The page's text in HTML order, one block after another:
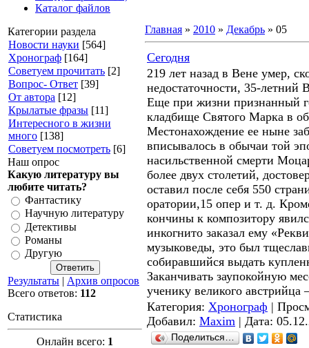
Каталог файлов
Категории раздела
Новости науки [564]
Хронограф [164]
Советуем прочитать [2]
Вопрос- Ответ [39]
От автора [12]
Крылатые фразы [11]
Интересного в жизни
много [138]
Советуем посмотреть [6]
Наш опрос
Какую литературу вы
любите читать?
Фантастику
Научную литературу
Детективы
Романы
Другую
Результаты | Архив опросов
Всего ответов: 112
Статистика
Онлайн всего: 1
Главная » 2010 » Декабрь » 05
Сегодня
219 лет назад в Вене умер,
недостаточности, 35-
Еще при жизни признанный
кладбище Святого Марка в
Местонахождение ее ныне
вписывалось в обычаи той
насильственной смерти
более двух столетий,
оставил после себя 550
оратории,15 опер и т. д.
кончины к композитору
инкогнито заказал ему
музыковеды, это был
собиравшийся выдать
Заканчивать заупокойную
ученику великого
Категория: Хронограф |
Добавил: Maxim | Дата:
Поделиться…